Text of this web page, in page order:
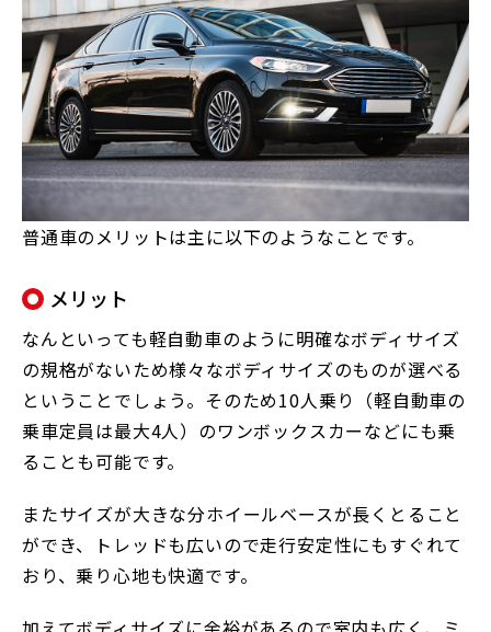
普通車のメリットは主に以下のようなことです。
メリット
なんといっても軽自動車のように明確なボディサイズ
の規格がないため様々なボディサイズのものが選べる
ということでしょう。そのため10人乗り（軽自動車の
乗車定員は最大4人）のワンボックスカーなどにも乗
ることも可能です。
またサイズが大きな分ホイールベースが長くとること
ができ、トレッドも広いので走行安定性にもすぐれて
おり、乗り心地も快適です。